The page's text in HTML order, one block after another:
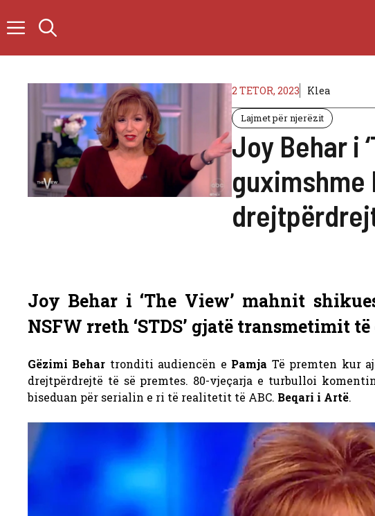
to
2 TETOR, 2023 Klea
Lajmet për njerëzit
Joy Behar i
guximshme
Joy Behar i ‘The View’ mahnit
NSFW rreth ‘STDS’ gjatë transmetimit
Gëzimi Behar tronditi audiencën e Pamja Të premten kur
drejtpërdrejtë të së premtes. 80-vjeçarja e turbulloi
biseduan për serialin e ri të realitetit të ABC. Beqari i Artë.